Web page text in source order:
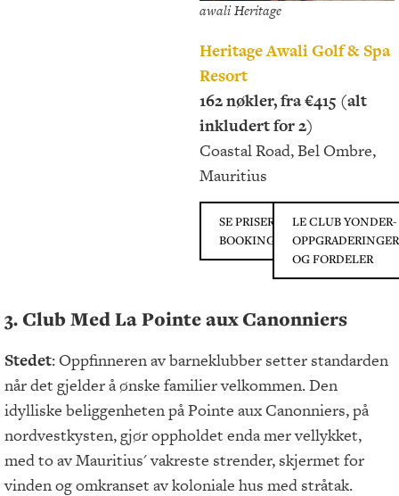
awali Heritage
Heritage Awali Golf & Spa
Resort
162 nøkler, fra €415 (alt
inkludert for 2)
Coastal Road, Bel Ombre,
Mauritius
SE PRISER PÅ
BOOKING.COM
LE CLUB YONDER-
OPPGRADERINGER
OG FORDELER
3. Club Med La Pointe aux Canonniers
Stedet: Oppfinneren av barneklubber setter standarden
når det gjelder å ønske familier velkommen. Den
idylliske beliggenheten på Pointe aux Canonniers, på
nordvestkysten, gjør oppholdet enda mer vellykket,
med to av Mauritius' vakreste strender, skjermet for
vinden og omkranset av koloniale hus med stråtak.